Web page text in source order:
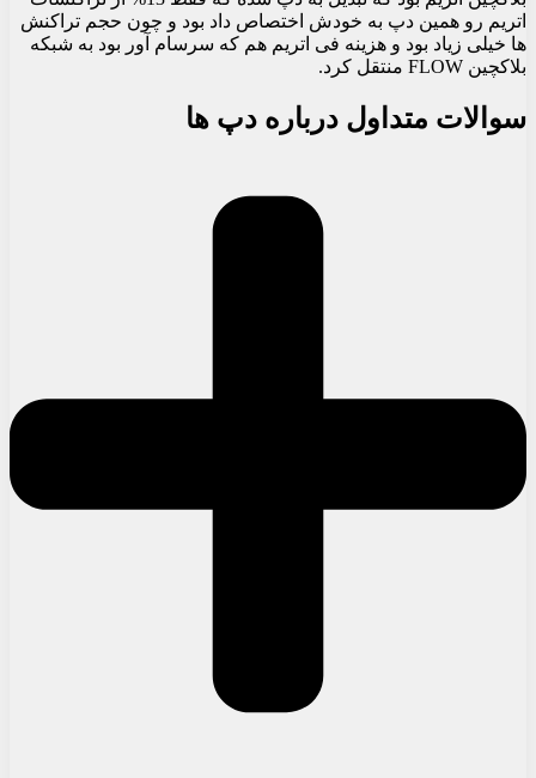
اتریم رو همین دپ به خودش اختصاص داد بود و چون حجم تراکنش
ها خیلی زیاد بود و هزینه فی اتریم هم که سرسام آور بود به شبکه
بلاکچین FLOW منتقل کرد.
سوالات متداول درباره دپ ها